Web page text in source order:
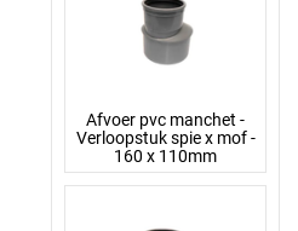
Afvoer pvc manchet -
Verloopstuk spie x mof -
160 x 110mm